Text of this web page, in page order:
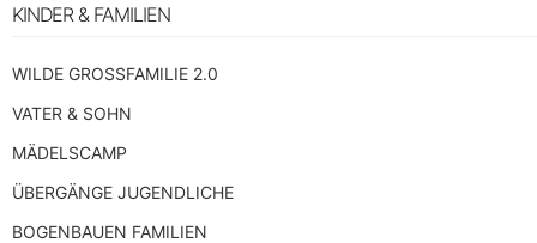
KINDER & FAMILIEN
WILDE GROSSFAMILIE 2.0
VATER & SOHN
MÄDELSCAMP
ÜBERGÄNGE JUGENDLICHE
BOGENBAUEN FAMILIEN